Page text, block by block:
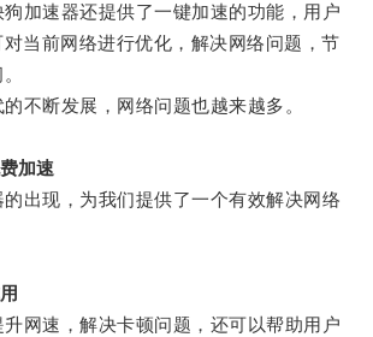
速器还提供了一键加速的功能，用户
当前网络进行优化，解决网络问题，节
断发展，网络问题也越来越多。
加速
现，为我们提供了一个有效解决网络
速，解决卡顿问题，还可以帮助用户